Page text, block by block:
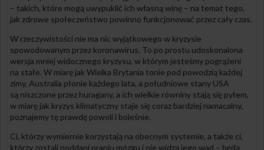
– takich, które mogą uwypuklić ich własną winę – na temat tego,
jak zdrowe społeczeństwo powinno funkcjonować przez cały czas.
W rzeczywistości nie ma nic wyjątkowego w kryzysie
spowodowanym przez koronawirus. To po prostu udoskonalona
wersja mniej widocznego kryzysu, w którym jesteśmy pogrążeni
na stałe. W miarę jak Wielka Brytania tonie pod powodzią każdej
zimy, Australia płonie każdego lata, a południowe stany USA
są niszczone przez huragany, a ich wielkie równiny stają się pyłem,
w miarę jak kryzys klimatyczny staje się coraz bardziej namacalny,
poznajemy tę prawdę powoli i boleśnie.
Ci, którzy wymiernie korzystają na obecnym systemie, a także ci,
którzy zostali poddani praniu mózgu i nie widzą jego wad – będą